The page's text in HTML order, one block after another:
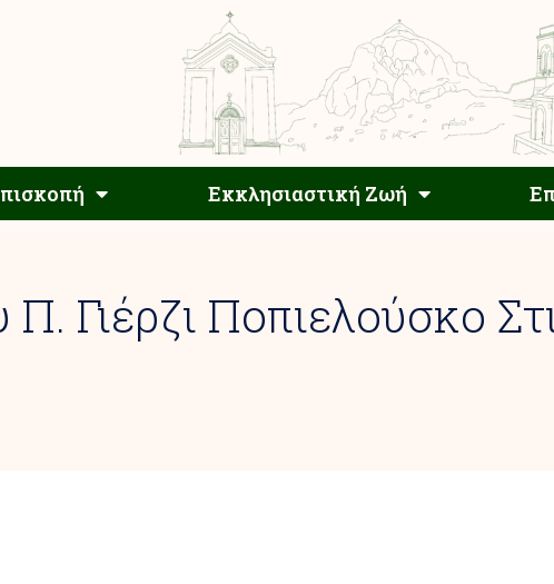
Εκκλησιαστική Ζωή
Αρχιεπισκοπή Εκκλησιαστική Ζωή
Γιέρζι Ποπιελούσκο